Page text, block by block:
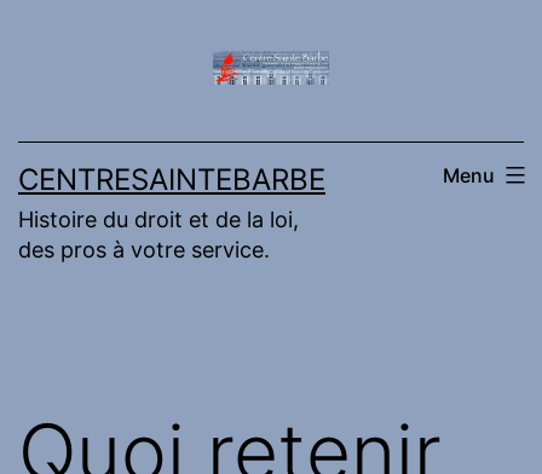
CENTRESAINTEBARBE
Histoire du droit et de la loi,
des pros à votre service.
Menu
Quoi retenir